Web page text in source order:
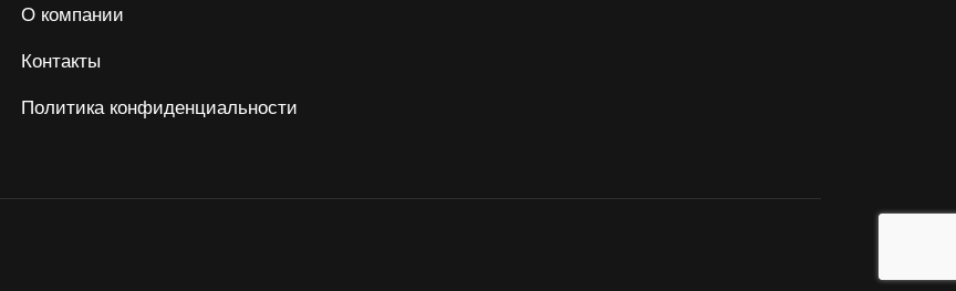
О компании
Контакты
Политика конфиденциальности